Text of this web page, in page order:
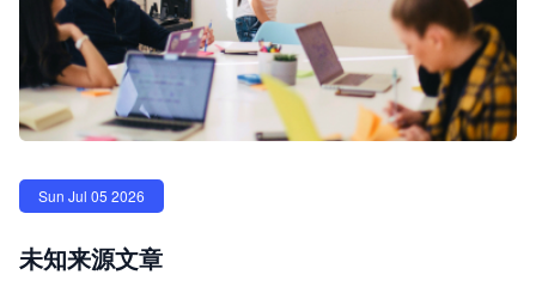
Sun Jul 05 2026
未知来源文章